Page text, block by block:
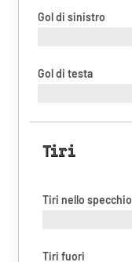
Gol di sinistro
Gol di testa
Tiri
Tiri nello specchio
Tiri fuori